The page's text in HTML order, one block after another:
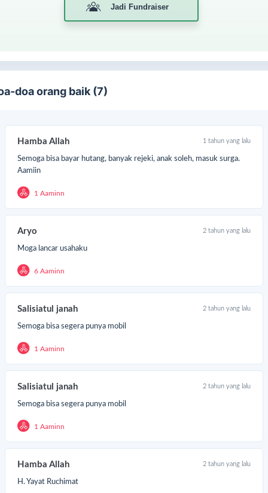
Jadi Fundraiser
doa orang baik (7)
Hamba Allah 1 tahun yang lalu
Semoga bisa bayar hutang, banyak rejeki, anak soleh, masuk surga.
Aamiin
1 Aaminn
Aryo 2 tahun yang lalu
Moga lancar usahaku
6 Aaminn
Salisiatul janah 2 tahun yang lalu
Semoga bisa segera punya mobil
1 Aaminn
Salisiatul janah 2 tahun yang lalu
Semoga bisa segera punya mobil
1 Aaminn
Hamba Allah 2 tahun yang lalu
H. Yayat Ruchimat